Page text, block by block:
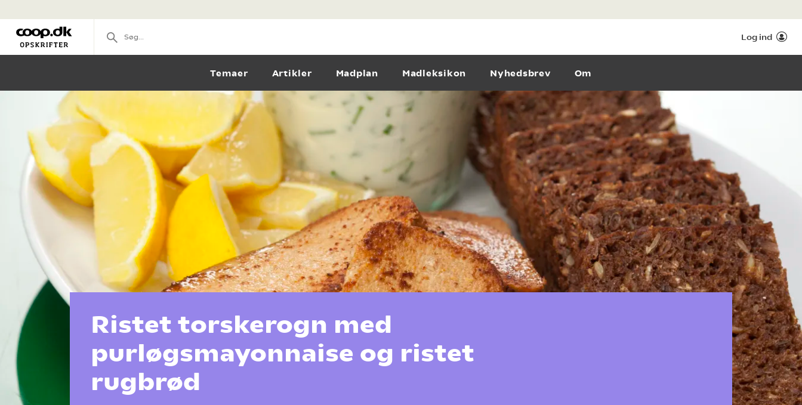
Log ind
Temaer Artikler Madplan Madleksikon Nyhedsbrev Om
Ristet torskerogn med
purløgsmayonnaise og ristet
rugbrød